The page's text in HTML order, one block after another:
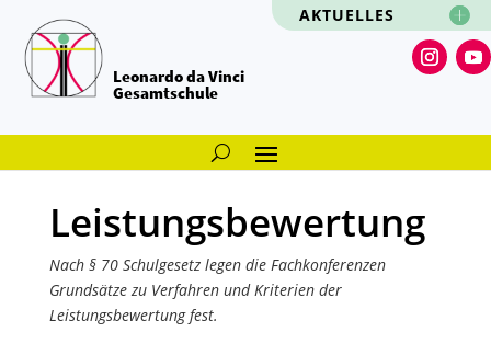
AKTUELLES
Leonardo da Vinci
Gesamtschule
Leistungsbewertung
Nach § 70 Schulgesetz legen die Fachkonferenzen
Grundsätze zu Verfahren und Kriterien der
Leistungsbewertung fest.